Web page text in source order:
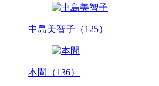
中島美智子（125）
本間（136）